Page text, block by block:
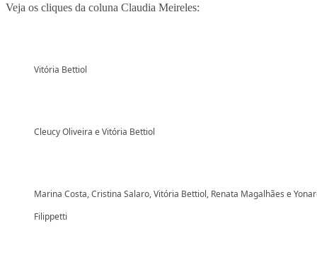
Veja os cliques da coluna Claudia Meireles:
Vitória Bettiol
Cleucy Oliveira e Vitória Bettiol
Marina Costa, Cristina Salaro, Vitória Bettiol, Renata Magalhães e
Filippetti